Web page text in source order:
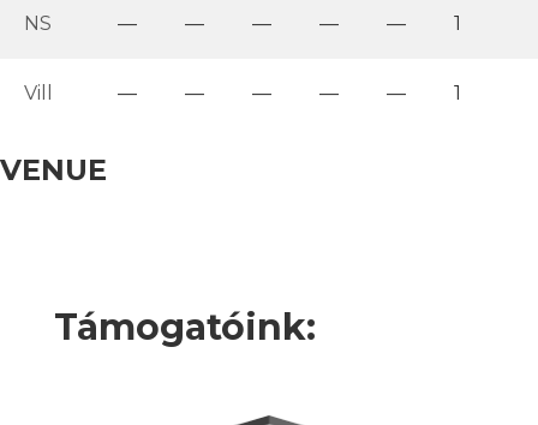
NS — — — — — 1
Vill — — — — — 1
VENUE
Támogatóink: